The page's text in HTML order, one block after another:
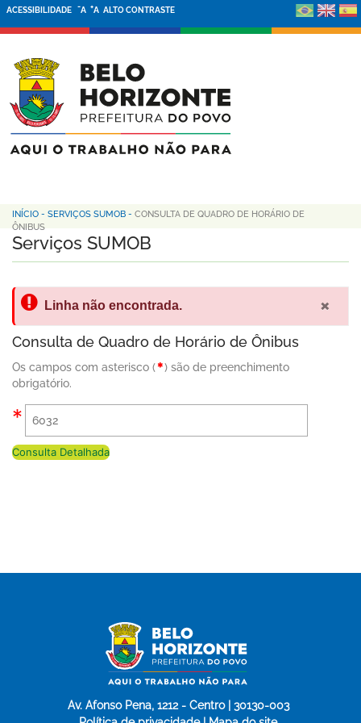
ACESSIBILIDADE -A +A ALTO CONTRASTE
INÍCIO - SERVIÇOS SUMOB - CONSULTA DE QUADRO DE HORÁRIO DE
ÔNIBUS
Serviços SUMOB
×
Linha não encontrada.
Consulta de Quadro de Horário de Ônibus
Os campos com asterisco (
) são de preenchimento
obrigatório.
Consulta Detalhada
Av. Afonso Pena, 1212 - Centro | 30130-003